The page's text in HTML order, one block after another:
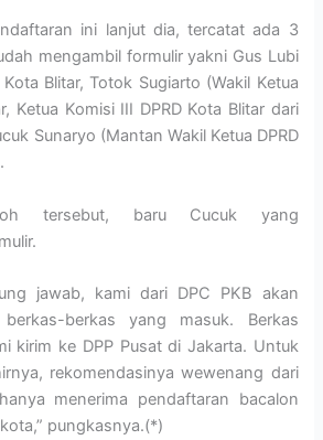
ini lanjut dia, tercatat ada 3
mengambil formulir yakni Gus Lubi
Blitar, Totok Sugiarto (Wakil Ketua
Ketua Komisi III DPRD Kota Blitar dari
Sunaryo (Mantan Wakil Ketua DPRD
tersebut, baru Cucuk yang
jawab, kami dari DPC PKB akan
berkas yang masuk. Berkas
kirim ke DPP Pusat di Jakarta. Untuk
rekomendasinya wewenang dari
menerima pendaftaran bacalon
pungkasnya.(*)